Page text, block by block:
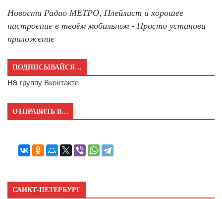
Новости Радио МЕТРО, Плейлист и хорошее
настроение в твоём мобильном - Просто установи
приложение
ПОДПИСЫВАЙСЯ…
на группу Вконтакте
ОТПРАВИТЬ В…
САНКТ-ПЕТЕРБУРГ